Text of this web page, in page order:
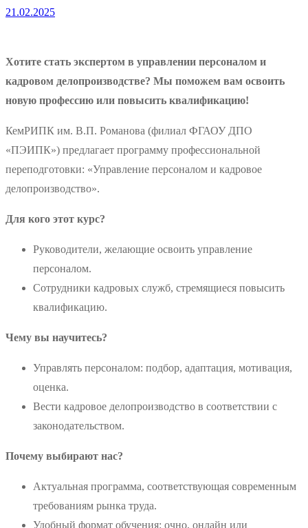
21.02.2025
Хотите стать экспертом в управлении персоналом и
кадровом делопроизводстве? Мы поможем вам освоить
новую профессию или повысить квалификацию!
КемРИПК им. В.П. Романова (филиал ФГАОУ ДПО
«ПЭИПК») предлагает программу профессиональной
переподготовки: «Управление персоналом и кадровое
делопроизводство».
Для кого этот курс?
Руководители, желающие освоить управление
персоналом.
Сотрудники кадровых служб, стремящиеся повысить
квалификацию.
Чему вы научитесь?
Управлять персоналом: подбор, адаптация, мотивация,
оценка.
Вести кадровое делопроизводство в соответствии с
законодательством.
Почему выбирают нас?
Актуальная программа, соответствующая современным
требованиям рынка труда.
Удобный формат обучения: очно, онлайн или